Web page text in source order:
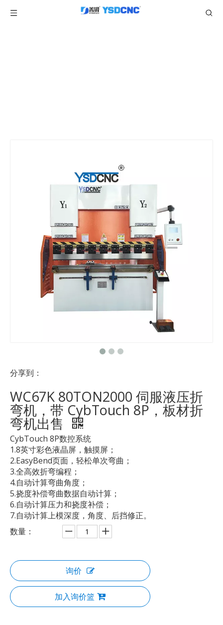
分享到：
WC67K 80TON2000 伺服液压折
弯机，带 CybTouch 8P，板材折
弯机出售
CybTouch 8P数控系统
1.8英寸彩色液晶屏，触摸屏；
2.EasyBend页面，轻松单次弯曲；
3.全高效折弯编程；
4.自动计算弯曲角度；
5.挠度补偿弯曲数据自动计算；
6.自动计算压力和挠度补偿；
7.自动计算上模深度，角度、后挡修正。
数量：
询价
加入询价篮